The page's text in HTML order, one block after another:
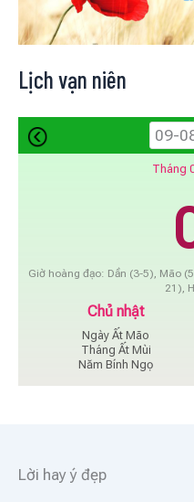
Lịch vạn niên
Tháng
Giờ hoàng đạo: Dần (3-5), Mão
21),
Chủ nhật
Ngày Ất Mão
Tháng Ất Mùi
Năm Bính Ngọ
Lời hay ý đẹp